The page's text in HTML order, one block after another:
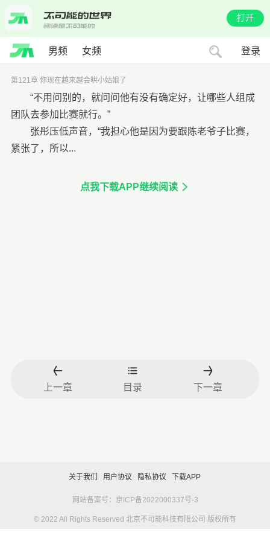
打开
男频 女频 登录
第121章 你现在越来越会哄小姑娘了
“不用问别的，就问问他有没有确定好，让哪些人组成
团队去参加比赛就行。”
张彤压低声音，“我担心他是因为要跟陈老爷子比赛，
紧张了，所以...
点我下载APP继续阅读
上一章 目录 下一章
关于我们 用户协议 隐私协议 下载APP
网站备案号：京ICP备2022000337号-3
© 2022 All Rights Reserved 北京不可能科技有限公司 版权所有